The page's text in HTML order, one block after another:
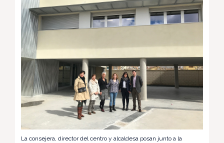
La consejera, director del centro y alcaldesa posan junto a la